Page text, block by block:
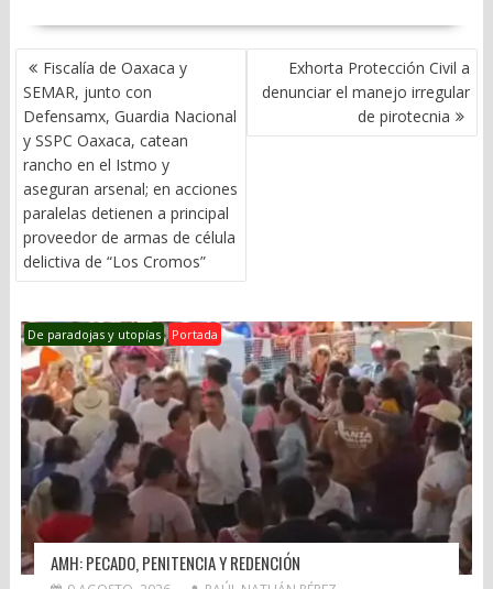
NAVEGACIÓN
DE
ENTRADAS
Fiscalía de Oaxaca y
SEMAR, junto con
Defensamx, Guardia Nacional
y SSPC Oaxaca, catean
rancho en el Istmo y
aseguran arsenal; en acciones
paralelas detienen a principal
proveedor de armas de célula
delictiva de “Los Cromos”
Exhorta Protección Civil a
denunciar el manejo irregular
de pirotecnia
De paradojas y utopías Portada
AMH: PECADO, PENITENCIA Y REDENCIÓN